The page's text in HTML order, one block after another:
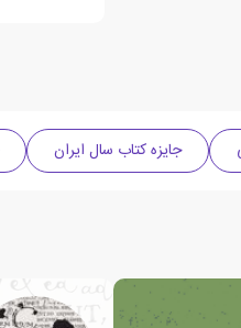
جایزه کتاب سال ایران